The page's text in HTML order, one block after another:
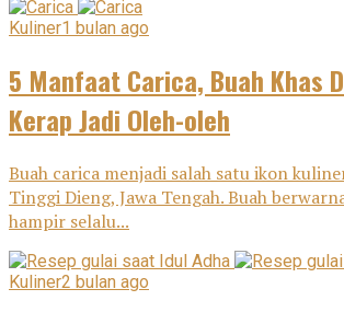
Kuliner1 bulan ago
5 Manfaat Carica, Buah Khas
Kerap Jadi Oleh-oleh
Buah carica menjadi salah satu ikon
Tinggi Dieng, Jawa Tengah. Buah
hampir selalu...
Kuliner2 bulan ago